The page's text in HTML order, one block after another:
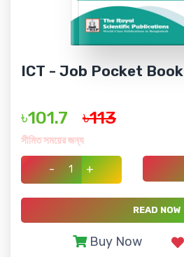
ICT - Job Pocket Book
৳101.7 ৳113
সীমিত সময়ের জন্য
- +
READ NOW
Buy Now